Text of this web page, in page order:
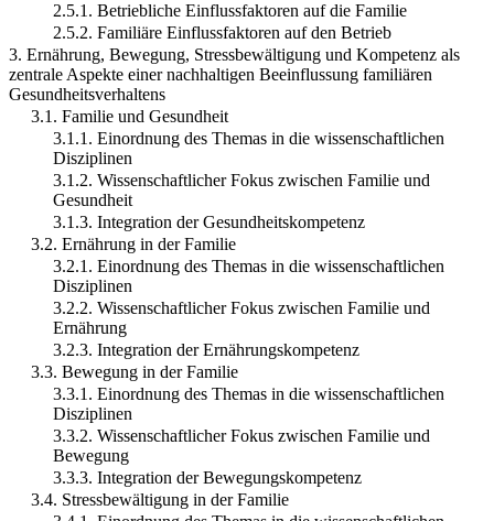
2.5.1. Betriebliche Einflussfaktoren auf die Familie
2.5.2. Familiäre Einflussfaktoren auf den Betrieb
3. Ernährung, Bewegung, Stressbewältigung und Kompetenz als
zentrale Aspekte einer nachhaltigen Beeinflussung familiären
Gesundheitsverhaltens
3.1. Familie und Gesundheit
3.1.1. Einordnung des Themas in die wissenschaftlichen
Disziplinen
3.1.2. Wissenschaftlicher Fokus zwischen Familie und
Gesundheit
3.1.3. Integration der Gesundheitskompetenz
3.2. Ernährung in der Familie
3.2.1. Einordnung des Themas in die wissenschaftlichen
Disziplinen
3.2.2. Wissenschaftlicher Fokus zwischen Familie und
Ernährung
3.2.3. Integration der Ernährungskompetenz
3.3. Bewegung in der Familie
3.3.1. Einordnung des Themas in die wissenschaftlichen
Disziplinen
3.3.2. Wissenschaftlicher Fokus zwischen Familie und
Bewegung
3.3.3. Integration der Bewegungskompetenz
3.4. Stressbewältigung in der Familie